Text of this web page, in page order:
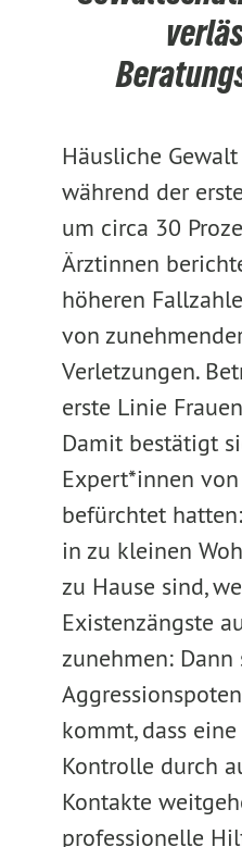
Häusliche
während der
um circa 30
Ärztinnen
höheren
von
Verletzungen.
erste Linie
Damit bestätigt
Expert*innen
befürchtet
in zu kleinen
zu Hause sind,
Existenzängste
zunehmen:
kommt, dass
Kontrolle durch
Kontakte
professionelle